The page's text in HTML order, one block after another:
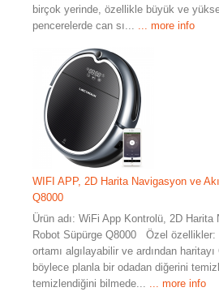
birçok yerinde, özellikle büyük ve
pencerelerde can sı...
... more info
WIFI APP, 2D Harita Navigasyon ve
Q8000
Ürün adı: WiFi App Kontrolü, 2D Harita
Robot Süpürge Q8000 Özel
ortamı algılayabilir ve ardından
böylece planla bir odadan diğerini
temizlendiğini bilmede...
... more info